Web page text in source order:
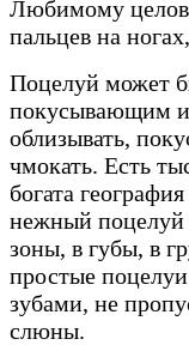
Любимому
пальцев на
Поцелуй может
покусывающим
облизывать,
чмокать. Есть
богата
нежный поцелуй
зоны, в губы, в
простые
зубами, не
слюны.